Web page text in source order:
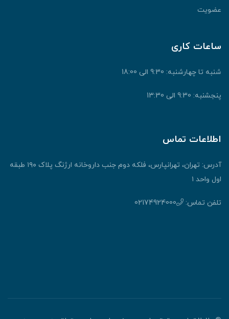
عضویت
ساعات کاری
شنبه تا چهارشنبه: 9:30 الی 18:00
پنجشنبه: 9:30 الی 13:30
اطلاعات تماس
آدرس: تهران، تهرانپارس، فلکه دوم جنب داروخانه ارژنگ پلاک ۱۹۰ طبقه
اول واحد ۱
تلفن تماس: 02174924000